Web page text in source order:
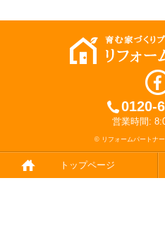
0120-
営業時間:
© リフォームパートナ
トップページ